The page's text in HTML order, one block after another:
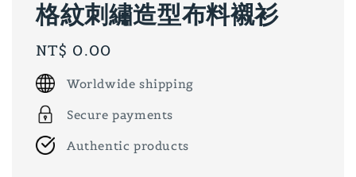
格紋刺繡造型布料襯衫
Regular
price
NT$ 0.00
Worldwide shipping
Secure payments
Authentic products